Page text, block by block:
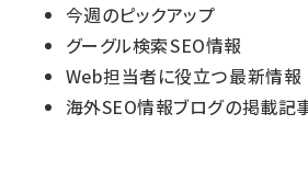
meo (1277)
llmo (1166)
今週のピックアップ
グーグル検索 SEO情報
Web担当者に役立つ 最新情報
海外SEO情報ブログ の掲載記